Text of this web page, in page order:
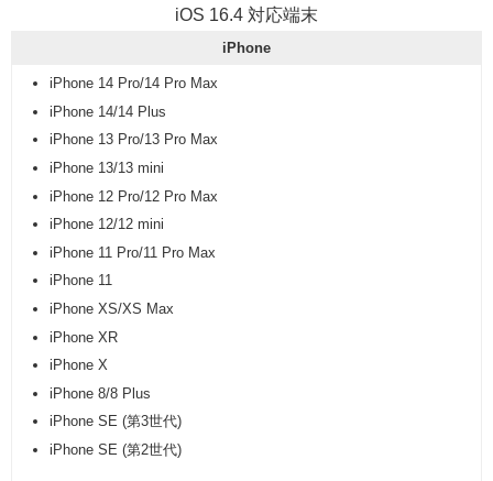
iOS 16.4 対応端末
iPhone
iPhone 14 Pro/14 Pro Max
iPhone 14/14 Plus
iPhone 13 Pro/13 Pro Max
iPhone 13/13 mini
iPhone 12 Pro/12 Pro Max
iPhone 12/12 mini
iPhone 11 Pro/11 Pro Max
iPhone 11
iPhone XS/XS Max
iPhone XR
iPhone X
iPhone 8/8 Plus
iPhone SE (第3世代)
iPhone SE (第2世代)